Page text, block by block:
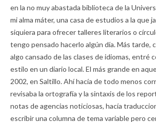
en la no muy abastada biblioteca de la
mi alma máter, una casa de estudios a la que
siquiera para ofrecer talleres literarios o
tengo pensado hacerlo algún día. Más tarde,
algo cansado de las clases de idiomas, entré
estilo en un diario local. El más grande en
2002, en Saltillo. Ahí hacía de todo menos
revisaba la ortografía y la sintaxis de los
notas de agencias noticiosas, hacía
escribir una columna de tema variable pero